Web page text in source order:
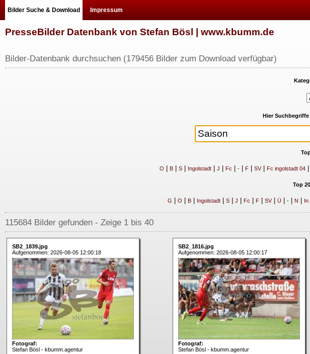
Bilder Suche & Download Impressum
PresseBilder Datenbank von Stefan Bösl | www.kbumm.de
Bilder-Datenbank durchsuchen (179456 Bilder zum Download verfügbar)
Hier
O B| S| Ingolstadt| J Fc -| F| SV| Fc ingolstadt 04|
Top
G O B| Ingolstadt| S| J Fc F| SV| Ü| -| N In|
115684 Bilder gefunden - Zeige 1 bis 40
SB2_1839.jpg
Aufgenommen: 2026-08-05 12:00:18
Fotograf:
Stefan Bösl - kbumm.agentur
SB2_1816.jpg
Aufgenommen: 2026-08-05 12:00:17
Fotograf:
Stefan Bösl - kbumm.agentur